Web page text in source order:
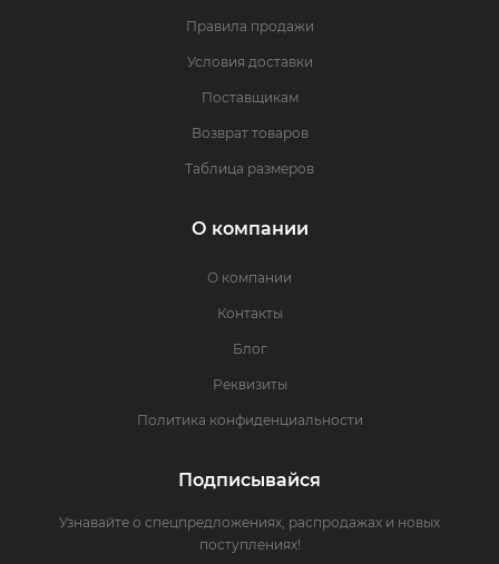
Правила продажи
Условия доставки
Поставщикам
Возврат товаров
Таблица размеров
О компании
О компании
Контакты
Блог
Реквизиты
Политика конфиденциальности
Подписывайся
Узнавайте о спецпредложениях, распродажах и новых
поступлениях!